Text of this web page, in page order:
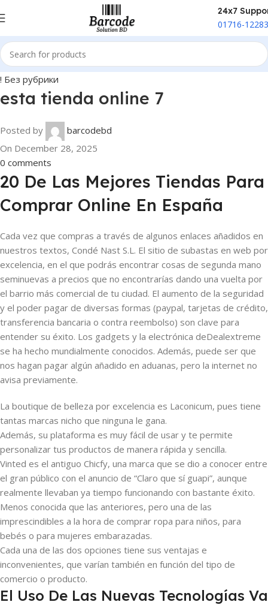
24x7
01716-
! Без рубрики
esta tienda online 7
Posted by
barcodebd
On December 28, 2025
0 comments
20 De Las Mejores Tiendas Para
Comprar Online En España
Cada vez que compras a través de algunos enlaces añadidos en
nuestros textos, Condé Nast S.L. El sitio de subastas en web por
excelencia, en el que podrás encontrar cosas de segunda mano
seminuevas a precios que no encontrarías dando una vuelta por
el barrio más comercial de tu ciudad. El aumento de la seguridad
y el poder pagar de diversas formas (paypal, tarjetas de crédito,
transferencia bancaria o contra reembolso) son clave para
entender su éxito. Los gadgets y la electrónica deDealextreme
se ha hecho mundialmente conocidos. Además, puede ser que
nos hagan pagar algún añadido en aduanas, pero la internet no
avisa previamente.
La boutique de belleza por excelencia es Laconicum, pues tiene
tantas marcas nicho que ninguna le gana.
Además, su plataforma es muy fácil de usar y te permite
personalizar tus productos de manera rápida y sencilla.
Vinted es el antiguo Chicfy, una marca que se dio a conocer entre
el gran público con el anuncio de “Claro que sí guapi”, aunque
realmente llevaban ya tiempo funcionando con bastante éxito.
Menos conocida que las anteriores, pero una de las
imprescindibles a la hora de comprar ropa para niños, para
bebés o para mujeres embarazadas.
Cada una de las dos opciones tiene sus ventajas e
inconvenientes, que varían también en función del tipo de
comercio o producto.
El Uso De Las Nuevas Tecnologías Va